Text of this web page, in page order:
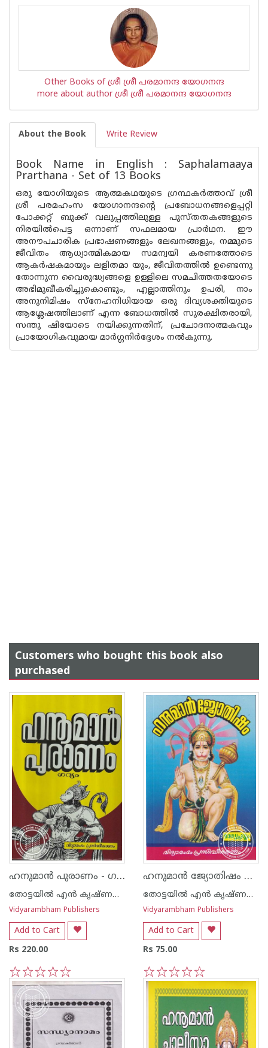
Other Books of ശ്രീ ശ്രീ പരമാനന്ദ യോഗനന്ദ
more about author ശ്രീ ശ്രീ പരമാനന്ദ യോഗനന്ദ
About the Book Write Review
Book Name in English : Saphalamaaya
Prarthana - Set of 13 Books
ഒരു യോഗിയുടെ ആത്മകഥയുടെ ഗ്രന്ഥകർത്താവ് ശ്രീ
ശ്രീ പരമഹംസ യോഗാനന്ദന്റെ പ്രബോധനങ്ങളെപ്പറ്റി
പോക്കറ്റ് ബുക്ക് വലുപ്പത്തിലുള്ള പുസ്തതകങ്ങളുടെ
നിരയിൽപെട്ട ഒന്നാണ് സഫലമായ പ്രാർഥന. ഈ
അനൗപചാരിക പ്രഭാഷണങ്ങളും ലേഖനങ്ങളും, നമ്മുടെ
ജീവിതം ആധ്യാത്മികമായ സമന്വയി കരണത്തോടെ
ആകർഷകമായും ലളിതമാ യും, ജീവിതത്തിൽ ഉണ്ടെന്നു
തോന്നുന്ന വൈരുദ്ധ്യങ്ങളെ ഉള്ളിലെ സമചിത്തതയോടെ
അഭിമുഖീകരിച്ചുകൊണ്ടും, എല്ലാത്തിനും ഉപരി, നാം
അനുനിമിഷം സ്നേഹനിധിയായ ഒരു ദിവ്യശക്തിയുടെ
ആശ്ലേഷത്തിലാണ് എന്ന ബോധത്തിൽ സുരക്ഷിതരായി,
സന്തു ഷിയോടെ നയിക്കുന്നതിന്, പ്രചോദനാത്മകവും
പ്രായോഗികവുമായ മാർഗ്ഗനിർദ്ദേശം നൽകുന്നു.
Customers who bought this book also
purchased
ഹനുമാന്‍ പുരാണം - ഗദ്യം
തോട്ടയില്‍ എന്‍ കൃഷ്ണന്‍ നായര്‍
Vidyarambham Publishers
Add to Cart
Rs 220.00
5
4
3
2
1
ഹനുമാന്‍ ജ്യോതിഷം ഭാഗ്യപ്രശ്നം - ഗദ്യം
തോട്ടയില്‍ എന്‍ കൃഷ്ണന്‍ നായര്‍
Vidyarambham Publishers
Add to Cart
Rs 75.00
5
4
3
2
1